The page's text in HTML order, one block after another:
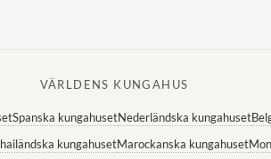
VÄRLDENS KUNGAHUS
Spanska kungahusetNederländska kungahuset
kungahusetMarockanska kungahuset